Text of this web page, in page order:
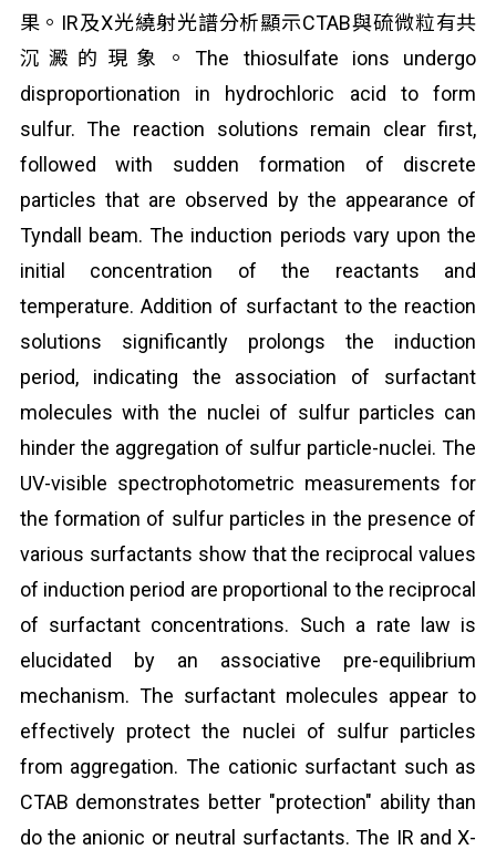
果。IR及X光繞射光譜分析顯示CTAB與硫微粒有共
沉澱的現象。The thiosulfate ions undergo
disproportionation in hydrochloric acid to form
sulfur. The reaction solutions remain clear first,
followed with sudden formation of discrete
particles that are observed by the appearance of
Tyndall beam. The induction periods vary upon the
initial concentration of the reactants and
temperature. Addition of surfactant to the reaction
solutions significantly prolongs the induction
period, indicating the association of surfactant
molecules with the nuclei of sulfur particles can
hinder the aggregation of sulfur particle-nuclei. The
UV-visible spectrophotometric measurements for
the formation of sulfur particles in the presence of
various surfactants show that the reciprocal values
of induction period are proportional to the reciprocal
of surfactant concentrations. Such a rate law is
elucidated by an associative pre-equilibrium
mechanism. The surfactant molecules appear to
effectively protect the nuclei of sulfur particles
from aggregation. The cationic surfactant such as
CTAB demonstrates better "protection" ability than
do the anionic or neutral surfactants. The IR and X-